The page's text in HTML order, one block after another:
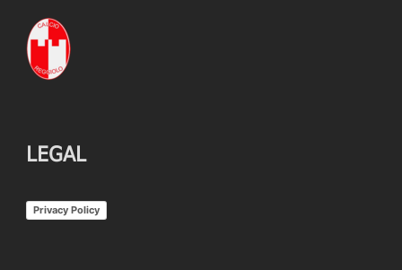
LEGAL
Privacy Policy